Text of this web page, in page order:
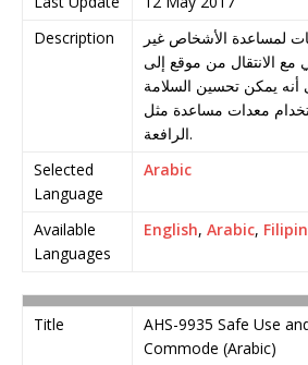
Description
لمساعدة الأشخاص غير
مع الانتقال من موقع إلى
أنه يمكن تحسين السلامة
معدات مساعدة مثل
الرافعة.
Selected
Language
Arabic
Available
Languages
English, Arabic,
Title
AHS-9935 Safe Use
Commode (Arabic)